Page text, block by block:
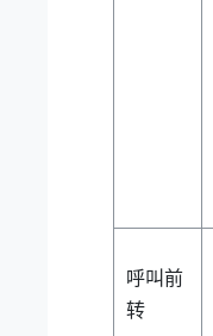
呼叫前
转